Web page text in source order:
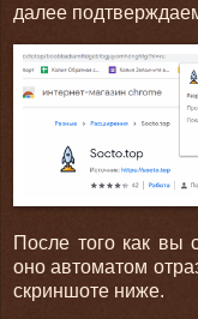
далее
После того как вы
оно автоматом
скриншоте ниже.